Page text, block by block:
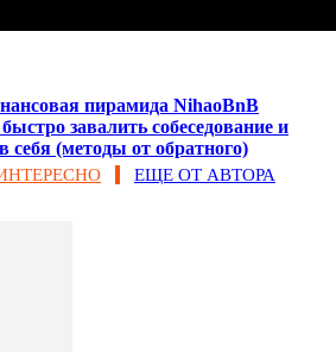
пирамида NihaoBnB
завалить собеседование и
себя (методы от обратного)
ЕЩЕ ОТ АВТОРА